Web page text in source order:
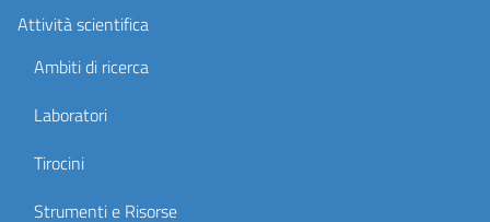
Attività scientifica
Ambiti di ricerca
Laboratori
Tirocini
Strumenti e Risorse